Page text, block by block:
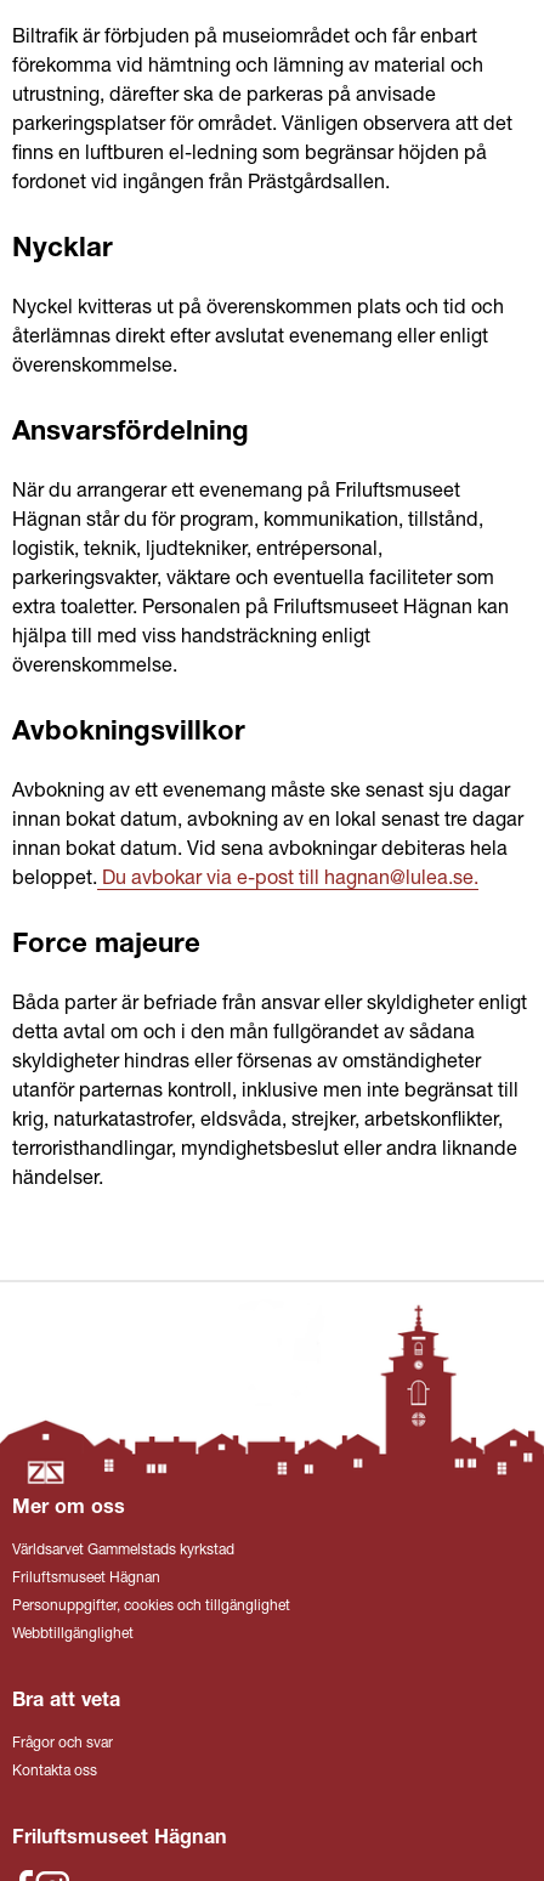
Biltrafik är förbjuden på museiområdet och får enbart
förekomma vid hämtning och lämning av material och
utrustning, därefter ska de parkeras på anvisade
parkeringsplatser för området. Vänligen observera att det
finns en luftburen el-ledning som begränsar höjden på
fordonet vid ingången från Prästgårdsallen.
Nycklar
Nyckel kvitteras ut på överenskommen plats och tid och
återlämnas direkt efter avslutat evenemang eller enligt
överenskommelse.
Ansvarsfördelning
När du arrangerar ett evenemang på Friluftsmuseet
Hägnan står du för program, kommunikation, tillstånd,
logistik, teknik, ljudtekniker, entrépersonal,
parkeringsvakter, väktare och eventuella faciliteter som
extra toaletter. Personalen på Friluftsmuseet Hägnan kan
hjälpa till med viss handsträckning enligt
överenskommelse.
Avbokningsvillkor
Avbokning av ett evenemang måste ske senast sju dagar
innan bokat datum, avbokning av en lokal senast tre dagar
innan bokat datum. Vid sena avbokningar debiteras hela
beloppet. Du avbokar via e-post till hagnan@lulea.se.
Force majeure
Båda parter är befriade från ansvar eller skyldigheter enligt
detta avtal om och i den mån fullgörandet av sådana
skyldigheter hindras eller försenas av omständigheter
utanför parternas kontroll, inklusive men inte begränsat till
krig, naturkatastrofer, eldsvåda, strejker, arbetskonflikter,
terroristhandlingar, myndighetsbeslut eller andra liknande
händelser.
Mer om oss
Världsarvet Gammelstads kyrkstad
Friluftsmuseet Hägnan
Personuppgifter, cookies och tillgänglighet
Webbtillgänglighet
Bra att veta
Frågor och svar
Kontakta oss
Friluftsmuseet Hägnan